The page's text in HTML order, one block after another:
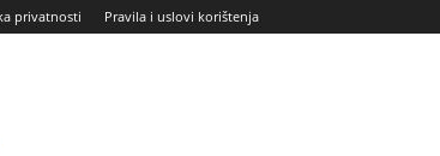
privatnosti Pravila i uslovi korištenja